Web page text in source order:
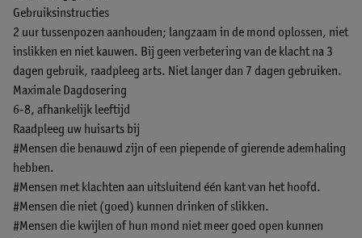
Gebruiksinstructies
2 uur tussenpozen aanhouden; langzaam in de mond oplossen, niet
inslikken en niet kauwen. Bij geen verbetering van de klacht na 3
dagen gebruik, raadpleeg arts. Niet langer dan 7 dagen gebruiken.
Maximale Dagdosering
6-8, afhankelijk leeftijd
Raadpleeg uw huisarts bij
#Mensen die benauwd zijn of een piepende of gierende ademhaling
hebben.
#Mensen met klachten aan uitsluitend één kant van het hoofd.
#Mensen die niet (goed) kunnen drinken of slikken.
#Mensen die kwijlen of hun mond niet meer goed open kunnen